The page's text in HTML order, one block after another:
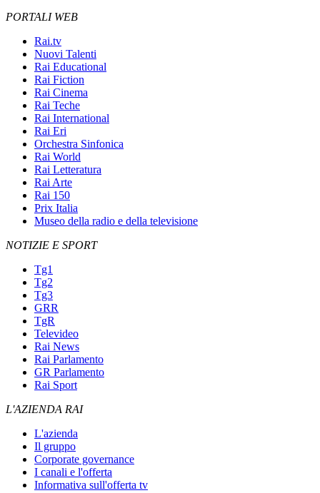
PORTALI WEB
Rai.tv
Nuovi Talenti
Rai Educational
Rai Fiction
Rai Cinema
Rai Teche
Rai International
Rai Eri
Orchestra Sinfonica
Rai World
Rai Letteratura
Rai Arte
Rai 150
Prix Italia
Museo della radio e della televisione
NOTIZIE E SPORT
Tg1
Tg2
Tg3
GRR
TgR
Televideo
Rai News
Rai Parlamento
GR Parlamento
Rai Sport
L'AZIENDA RAI
L'azienda
Il gruppo
Corporate governance
I canali e l'offerta
Informativa sull'offerta tv